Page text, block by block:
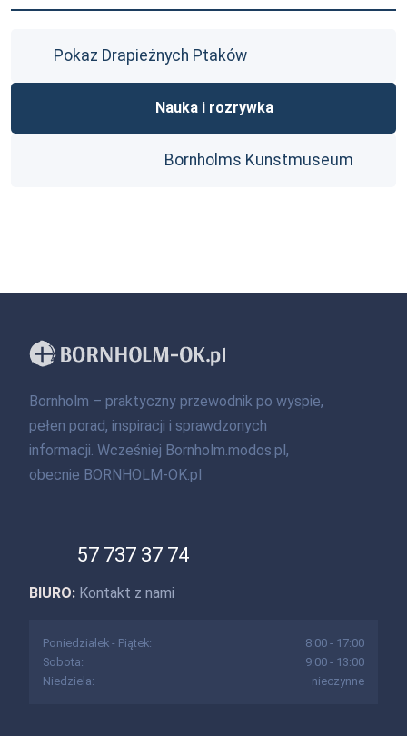
Pokaz Drapieżnych Ptaków
Nauka i rozrywka
Bornholms Kunstmuseum
Bornholm – praktyczny przewodnik po wyspie,
pełen porad, inspiracji i sprawdzonych
informacji. Wcześniej Bornholm.modos.pl,
obecnie BORNHOLM-OK.pl
57 737 37 74
BIURO: Kontakt z nami
Poniedziałek - Piątek:
8:00 - 17:00
Sobota:
9:00 - 13:00
Niedziela:
nieczynne